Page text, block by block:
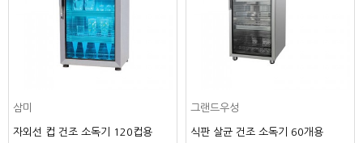
삼미
자외선 컵 건조 소독기 120컵용
그랜드우성
식판 살균 건조 소독기 60개용